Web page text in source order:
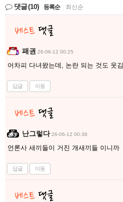
댓글(10) 등록순 최신순
패권 26-06-12 00:25
어차피 다녀왔는데, 논란 되는 것도 웃김
답글 이동
난그렇다 26-06-12 00:36
언론사 새끼들이 거진 개새끼들 이니까
답글 이동